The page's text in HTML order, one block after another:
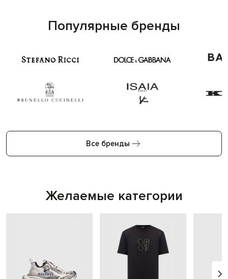
Популярные бренды
Все бренды
Желаемые категории